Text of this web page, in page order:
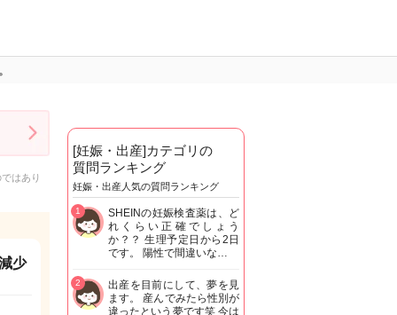
はあり
少
[妊娠・出産]カテゴリの
質問ランキング
妊娠・出産人気の質問ランキング
SHEINの妊娠検査薬は、ど
れくらい正確でしょう
か？？ 生理予定日から2日
です。 陽性で間違いな…
1
出産を目前にして、夢を見
ます。 産んでみたら性別が
違ったという夢です笑 今は
2